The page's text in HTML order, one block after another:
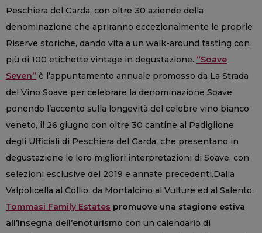
Peschiera del Garda, con oltre 30 aziende della
denominazione che apriranno eccezionalmente le proprie
Riserve storiche, dando vita a un walk-around tasting con
più di 100 etichette vintage in degustazione. “Soave
Seven” è l’appuntamento annuale promosso da La Strada
del Vino Soave per celebrare la denominazione Soave
ponendo l’accento sulla longevità del celebre vino bianco
veneto, il 26 giugno con oltre 30 cantine al Padiglione
degli Ufficiali di Peschiera del Garda, che presentano in
degustazione le loro migliori interpretazioni di Soave, con
selezioni esclusive del 2019 e annate precedenti.Dalla
Valpolicella al Collio, da Montalcino al Vulture ed al Salento,
Tommasi Family Estates promuove una stagione estiva
all’insegna dell’enoturismo con un calendario di